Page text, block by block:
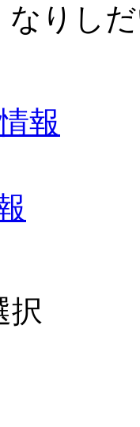
なりし
報
択